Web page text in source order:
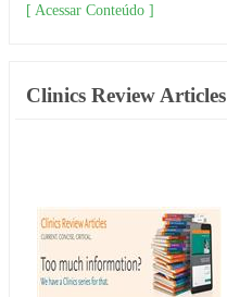
[ Acessar Conteúdo ]
Clinics Review Articles